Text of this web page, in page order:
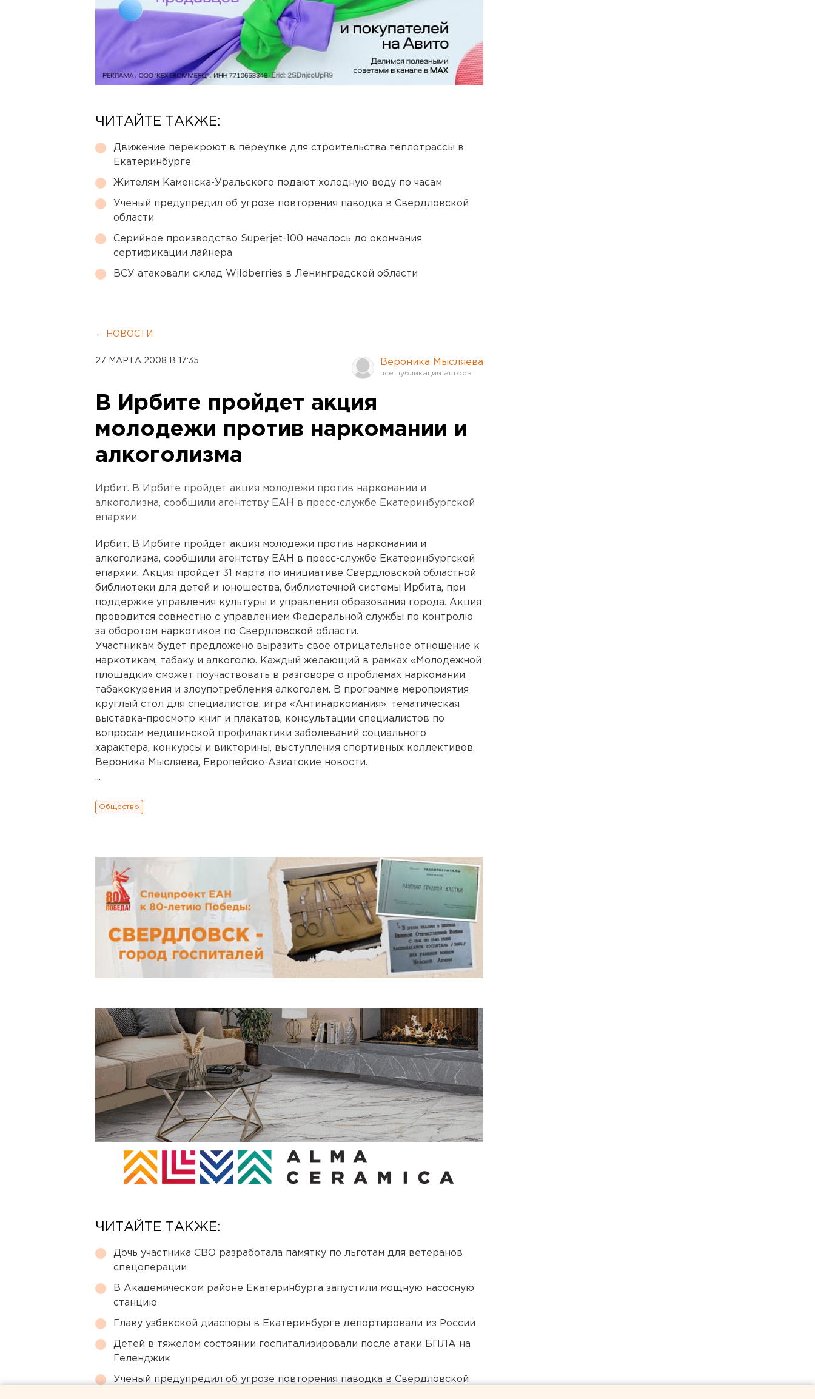
ЧИТАЙТЕ ТАКЖЕ:
Движение перекроют в переулке для строительства теплотрассы в
Екатеринбурге
Жителям Каменска-Уральского подают холодную воду по часам
Ученый предупредил об угрозе повторения паводка в Свердловской
области
Серийное производство Superjet-100 началось до окончания
сертификации лайнера
ВСУ атаковали склад Wildberries в Ленинградской области
← НОВОСТИ
27 МАРТА 2008 В 17:35 Вероника Мысляева
В Ирбите пройдет акция
молодежи против наркомании и
алкоголизма
Ирбит. В Ирбите пройдет акция молодежи против наркомании и
алкоголизма, сообщили агентству ЕАН в пресс-службе Екатеринбургской
епархии.
Ирбит. В Ирбите пройдет акция молодежи против наркомании и
алкоголизма, сообщили агентству ЕАН в пресс-службе Екатеринбургской
епархии. Акция пройдет 31 марта по инициативе Свердловской областной
библиотеки для детей и юношества, библиотечной системы Ирбита, при
поддержке управления культуры и управления образования города. Акция
проводится совместно с управлением Федеральной службы по контролю
за оборотом наркотиков по Свердловской области.
Участникам будет предложено выразить свое отрицательное отношение к
наркотикам, табаку и алкоголю. Каждый желающий в рамках «Молодежной
площадки» сможет поучаствовать в разговоре о проблемах наркомании,
табакокурения и злоупотребления алкоголем. В программе мероприятия
круглый стол для специалистов, игра «Антинаркомания», тематическая
выставка-просмотр книг и плакатов, консультации специалистов по
вопросам медицинской профилактики заболеваний социального
характера, конкурсы и викторины, выступления спортивных коллективов.
Вероника Мысляева, Европейско-Азиатские новости.
...
Общество
ЧИТАЙТЕ ТАКЖЕ:
Дочь участника СВО разработала памятку по льготам для ветеранов
спецоперации
В Академическом районе Екатеринбурга запустили мощную насосную
станцию
Главу узбекской диаспоры в Екатеринбурге депортировали из России
Детей в тяжелом состоянии госпитализировали после атаки БПЛА на
Геленджик
Ученый предупредил об угрозе повторения паводка в Свердловской